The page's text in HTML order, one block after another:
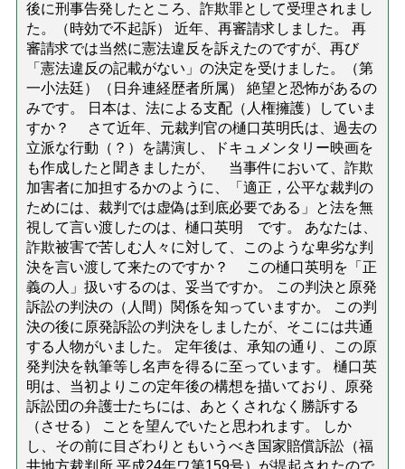
後に刑事告発したところ、詐欺罪として受理されまし
た。（時効で不起訴） 近年、再審請求しました。 再
審請求では当然に憲法違反を訴えたのですが、再び
「憲法違反の記載がない」の決定を受けました。（第
一小法廷）（日弁連経歴者所属） 絶望と恐怖があるの
みです。 日本は、法による支配（人権擁護）していま
すか？ さて近年、元裁判官の樋口英明氏は、過去の
立派な行動（？）を講演し、ドキュメンタリー映画を
も作成したと聞きましたが、 当事件において、詐欺
加害者に加担するかのように、「適正，公平な裁判の
ためには、裁判では虚偽は到底必要である」と法を無
視して言い渡したのは、樋口英明 です。 あなたは、
詐欺被害で苦しむ人々に対して、このような卑劣な判
決を言い渡して来たのですか？ この樋口英明を「正
義の人」扱いするのは、妥当ですか。 この判決と原発
訴訟の判決の（人間）関係を知っていますか。 この判
決の後に原発訴訟の判決をしましたが、そこには共通
する人物がいました。 定年後は、承知の通り、この原
発判決を執筆等し名声を得るに至っています。 樋口英
明は、当初よりこの定年後の構想を描いており、原発
訴訟団の弁護士たちには、あとくされなく勝訴する
（させる） ことを望んでいたと思われます。 しか
し、その前に目ざわりともいうべき国家賠償訴訟（福
井地方裁判所.平成24年ワ第159号）が提起されたので